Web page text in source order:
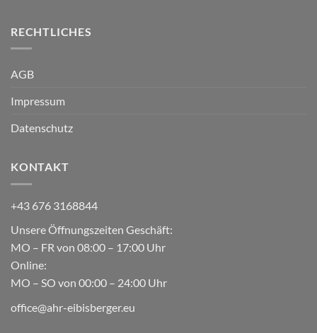
RECHTLICHES
AGB
Impressum
Datenschutz
KONTAKT
+43 676 3168844
Unsere Öffnungszeiten Geschäft:
MO – FR von 08:00 – 17:00 Uhr
Online:
MO – SO von 00:00 – 24:00 Uhr
office@ahr-eibisberger.eu